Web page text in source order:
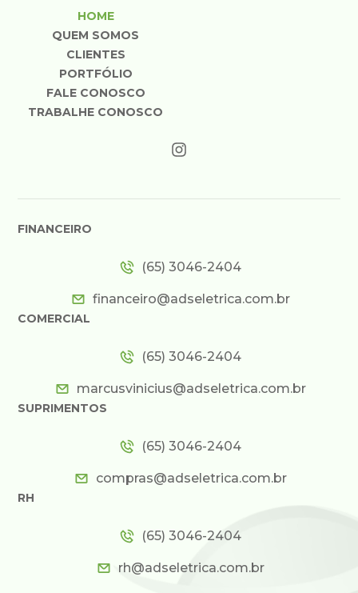
HOME
QUEM SOMOS
CLIENTES
PORTFÓLIO
FALE CONOSCO
TRABALHE CONOSCO
FINANCEIRO
(65) 3046-2404
financeiro@adseletrica.com.br
COMERCIAL
(65) 3046-2404
marcusvinicius@adseletrica.com.br
SUPRIMENTOS
(65) 3046-2404
compras@adseletrica.com.br
RH
(65) 3046-2404
rh@adseletrica.com.br